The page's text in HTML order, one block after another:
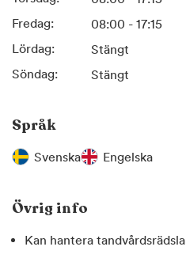
Fredag:
08:00 - 17:15
Lördag:
Stängt
Söndag:
Stängt
Språk
Svenska Engelska
Övrig info
Kan hantera tandvårdsrädsla